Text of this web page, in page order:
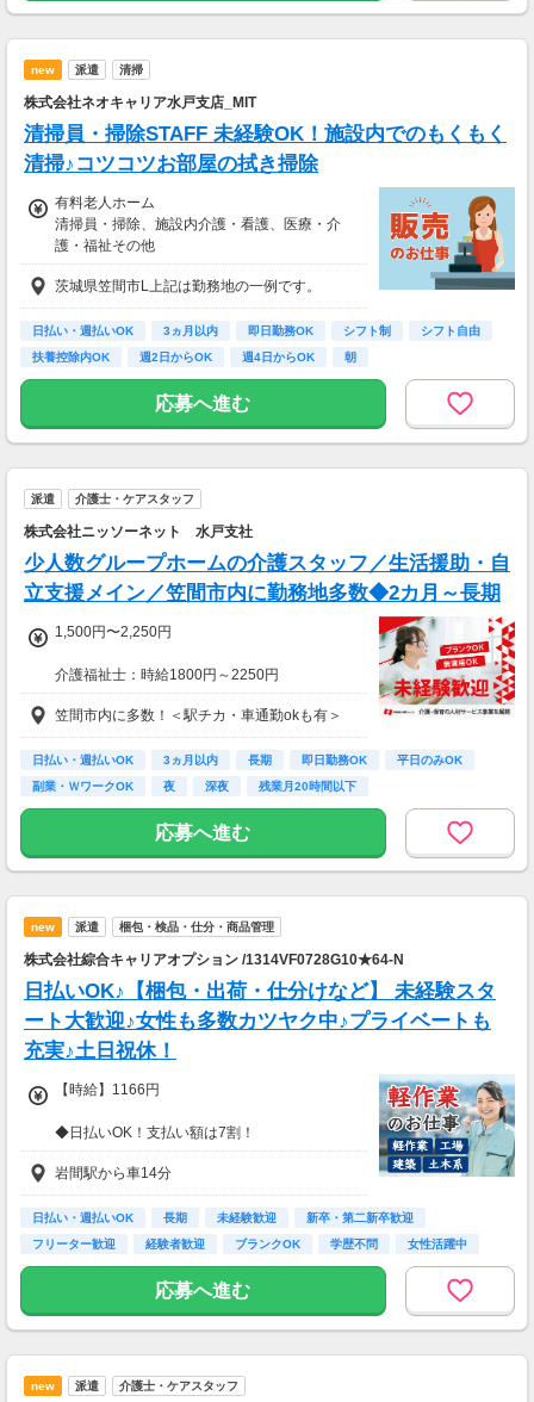
＜日払いOK（規定あり）＞
仕事が終わってから給料をもらいに行く手間は
不要♪
new 派遣 清掃
株式会社ネオキャリア水戸支店_MIT
清掃員・掃除STAFF 未経験OK！施設内でのもくもく
清掃♪コツコツお部屋の拭き掃除
有料老人ホーム
清掃員・掃除、施設内介護・看護、医療・介
護・福祉その他
時給1,500円
【経験・お持ちの資格によって異なります】
■未経験の方（無資格）：時給1500円～
■未経験の方（有資格）：時給1500円～
■経験者（無資格）：時給1650円～
■介護福祉士：時給1700円
茨城県笠間市L上記は勤務地の一例です。
日払い・週払いOK 3ヵ月以内 即日勤務OK シフト制
シフト自由
扶養控除内OK
週2日からOK 週4日からOK 朝
応募へ進む
派遣 介護士・ケアスタッフ
株式会社ニッソーネット 水戸支社
少人数グループホームの介護スタッフ／生活援助・自
立支援メイン／笠間市内に勤務地多数◆2カ月～長期
1,500円〜2,250円
介護福祉士：時給1800円～2250円
初任者以上：時給1600円～2000円
無資格の方：時給1500円～1875円
◆月26万以上
月収：264000円（時給1500円×8h×22日)
笠間市内に多数！＜駅チカ・車通勤okも有＞
日払い・週払いOK 3ヵ月以内 長期 即日勤務OK
平日のみOK
副業・ＷワークOK
夜 深夜 残業月20時間以下
応募へ進む
new 派遣 梱包・検品・仕分・商品管理
株式会社綜合キャリアオプション /1314VF0728G10★64-N
日払いOK♪【梱包・出荷・仕分けなど】 未経験スタ
ート大歓迎♪女性も多数カツヤク中♪プライベートも
充実♪土日祝休！
【時給】1166円
◆日払いOK！支払い額は7割！
※規定・支払い条件有
岩間駅から車14分
日払い・週払いOK 長期 未経験歓迎
新卒・第二新卒歓迎
フリーター歓迎
経験者歓迎 ブランクOK 学歴不問 女性活躍中
応募へ進む
new 派遣 介護士・ケアスタッフ